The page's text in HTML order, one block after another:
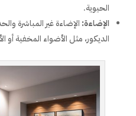
الحيوية.
الإضاءة: الإضاءة غير المباشرة
الديكور، مثل الأضواء المخفية أو